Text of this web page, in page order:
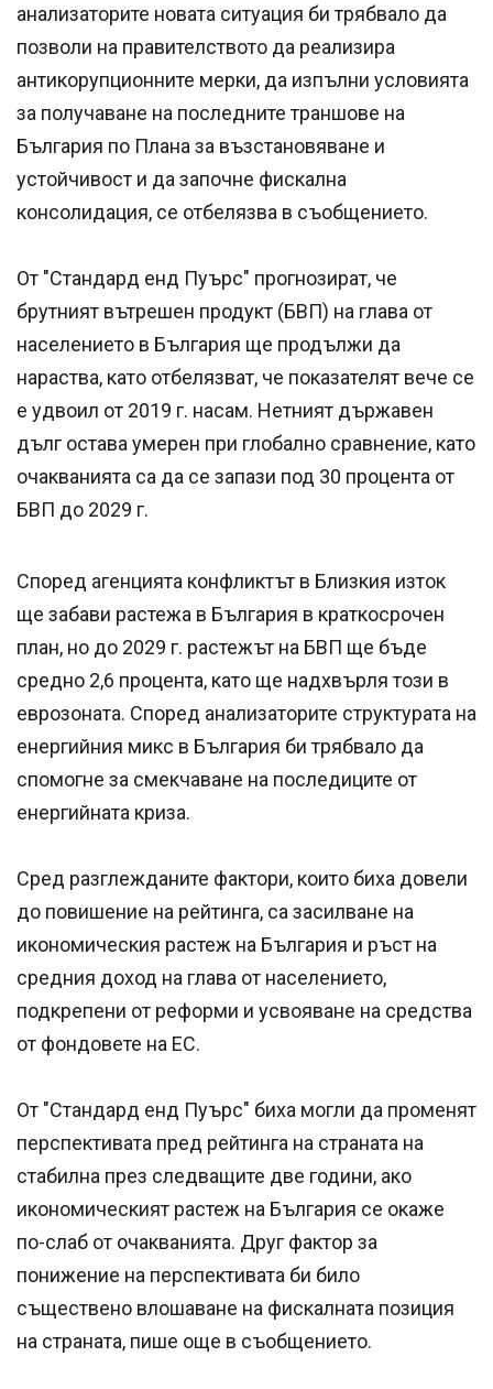
анализаторите новата ситуация би трябвало да
позволи на правителството да реализира
антикорупционните мерки, да изпълни условията
за получаване на последните траншове на
България по Плана за възстановяване и
устойчивост и да започне фискална
консолидация, се отбелязва в съобщението.
От "Стандард енд Пуърс" прогнозират, че
брутният вътрешен продукт (БВП) на глава от
населението в България ще продължи да
нараства, като отбелязват, че показателят вече се
е удвоил от 2019 г. насам. Нетният държавен
дълг остава умерен при глобално сравнение, като
очакванията са да се запази под 30 процента от
БВП до 2029 г.
Според агенцията конфликтът в Близкия изток
ще забави растежа в България в краткосрочен
план, но до 2029 г. растежът на БВП ще бъде
средно 2,6 процента, като ще надхвърля този в
еврозоната. Според анализаторите структурата на
енергийния микс в България би трябвало да
спомогне за смекчаване на последиците от
енергийната криза.
Сред разглежданите фактори, които биха довели
до повишение на рейтинга, са засилване на
икономическия растеж на България и ръст на
средния доход на глава от населението,
подкрепени от реформи и усвояване на средства
от фондовете на ЕС.
От "Стандард енд Пуърс" биха могли да променят
перспективата пред рейтинга на страната на
стабилна през следващите две години, ако
икономическият растеж на България се окаже
по-слаб от очакванията. Друг фактор за
понижение на перспективата би било
съществено влошаване на фискалната позиция
на страната, пише още в съобщението.